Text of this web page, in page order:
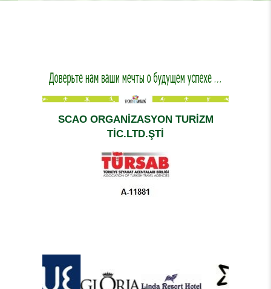
SCAO ORGANİZASYON TURİZM
TİC.LTD.ŞTİ